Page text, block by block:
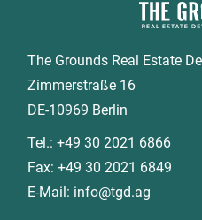
The Grounds Real Estate
Zimmerstraße 16
DE-10969 Berlin
Tel.:+49 30 2021 6866
Fax:+49 30 2021 6849
E-Mail: info@tgd.ag